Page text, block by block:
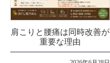
肩こりと腰痛は同時改善が
重要な理由